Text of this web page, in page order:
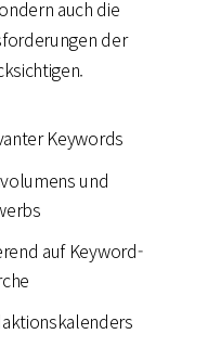
auch die
der
Keywords
und
auf Keyword-